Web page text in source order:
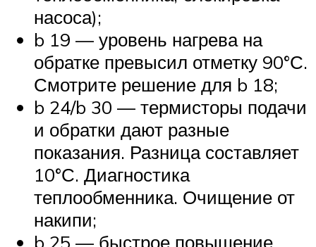
насоса);
b 19 — уровень нагрева на
обратке превысил отметку 90°С.
Смотрите решение для b 18;
b 24/b 30 — термисторы подачи
и обратки дают разные
показания. Разница составляет
10°С. Диагностика
теплообменника. Очищение от
накипи;
b 25 — быстрое повышение